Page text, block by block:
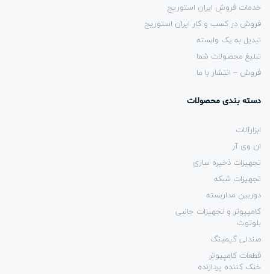
خدمات فروش ایران استوریج
فروش در کسب و کار ایران استوریج
تبدیل به یک وابسته
تبلیغ محصولات شما
فروش – انتشار با ما
دسته بندی محصولات
ابزارآلات
ان وی آر
تجهیزات ذخیره سازی
تجهیزات شبکه
دوربین مداربسته
کامپیوتر و تجهیزات جانبی
بلوتوث
صندلی گیمینگ
قطعات کامپیوتر
خنک کننده پردازنده